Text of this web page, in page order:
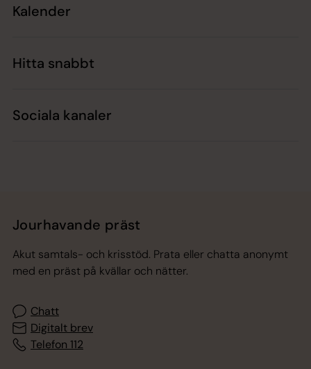
Kalender
Hitta snabbt
Sociala kanaler
Jourhavande präst
Akut samtals- och krisstöd. Prata eller chatta anonymt
med en präst på kvällar och nätter.
Chatt
Digitalt brev
Telefon 112